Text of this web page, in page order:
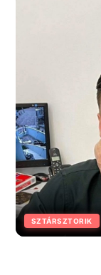
SZTÁRSZTORIK